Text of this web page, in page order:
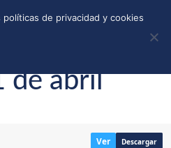
TIENDA CALLEJONES DONAR
de abril
Ver Descargar
de privacidad y cookies